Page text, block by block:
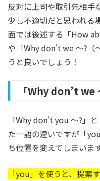
反対に上司や取引先相手
少し不適切だと思われる
面では後述する「How
や「Why don’t we ～?（
うと良いでしょう！
「Why don’t we
「Why don’t you ～?」
た一語の違いですが「
ち位置を変えてしまいます
「you」を使うと、提案